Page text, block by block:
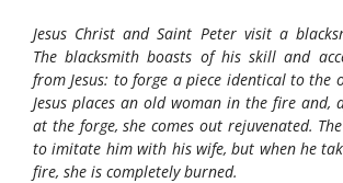
Jesus Christ and Saint Peter visit a
The blacksmith boasts of his skill and
from Jesus: to forge a piece identical to the
Jesus places an old woman in the fire and,
at the forge, she comes out rejuvenated.
to imitate him with his wife, but when he
fire, she is completely burned.